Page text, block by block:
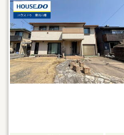
る） ◎緑豊かな閑静な
良好！お家を買うならハ
ポルトガル語】